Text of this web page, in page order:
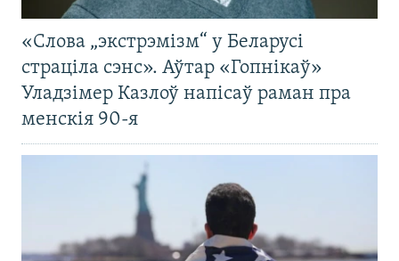
«Слова „экстрэмізм“ у Беларусі
страціла сэнс». Аўтар «Гопнікаў»
Уладзімер Казлоў напісаў раман пра
менскія 90-я